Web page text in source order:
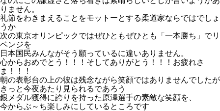
りません。
礼節をわきまえることをモットーとする柔道家ならではでしょ
うか
次の東京オリンピックではぜひともぜひとも「一本勝ち」でリ
ベンジを
日本国民みんながそう願っているに違いありません。
心からおめでとう！！！そしてありがとう！！！お疲れさ
ま！！！
朝の表彰台の上の彼は残念ながら笑顔ではありませんでしたが
きっと今夜あたり見られるであろう
銀メダル獲得に誇りを持った原澤選手の素敵な笑顔を、
今からぶ～ち楽しみにしているところです